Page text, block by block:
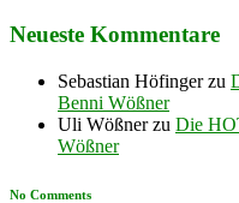
Neueste Kommentare
Sebastian Höfingerzu
Benni Wößner
Uli Wößnerzu Die
Wößner
No Comments